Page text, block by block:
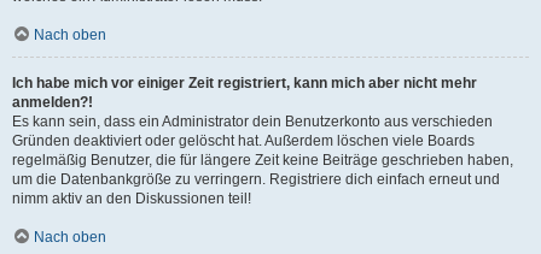
Nach oben
Ich habe mich vor einiger Zeit registriert, kann mich aber nicht mehr
anmelden?!
Es kann sein, dass ein Administrator dein Benutzerkonto aus verschieden
Gründen deaktiviert oder gelöscht hat. Außerdem löschen viele Boards
regelmäßig Benutzer, die für längere Zeit keine Beiträge geschrieben haben,
um die Datenbankgröße zu verringern. Registriere dich einfach erneut und
nimm aktiv an den Diskussionen teil!
Nach oben